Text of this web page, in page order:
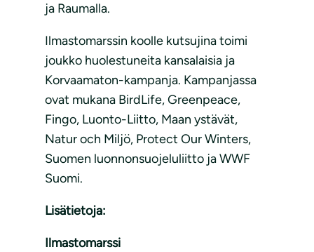
ja Raumalla.
Ilmastomarssin koolle kutsujina toimi
joukko huolestuneita kansalaisia ja
Korvaamaton-kampanja. Kampanjassa
ovat mukana BirdLife, Greenpeace,
Fingo, Luonto-Liitto, Maan ystävät,
Natur och Miljö, Protect Our Winters,
Suomen luonnonsuojeluliitto ja WWF
Suomi.
Lisätietoja:
Ilmastomarssi